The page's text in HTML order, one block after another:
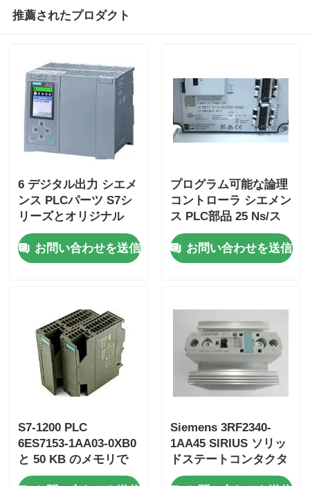
引金 を 求め て ください
オムロンPLC部品
アレン・ブラッドリー PLCパーツ
シメンス PLC部品
ヨコガワ・スタードム
ひま安全株式会社
ICS Triplex PLC
Woodward plc
Ge Fanuc モジュール
推薦されたプロダクト
6 デジタル出力 シエメ
ンス PLCパーツ S7シ
リーズとオリジナル
お問い合わせを送信
プログラム可能な論理
コントローラ シエメン
ス PLC部品 25 Ns/ス
テップ CPU速度と 2
アナログ入力
お問い合わせを送信
S7-1200 PLC
6ES7153-1AA03-0XB0
と 50 KB のメモリで
産業自動化が容易にな
Siemens 3RF2340-
1AA45 SIRIUS ソリッ
ドステートコンタクタ